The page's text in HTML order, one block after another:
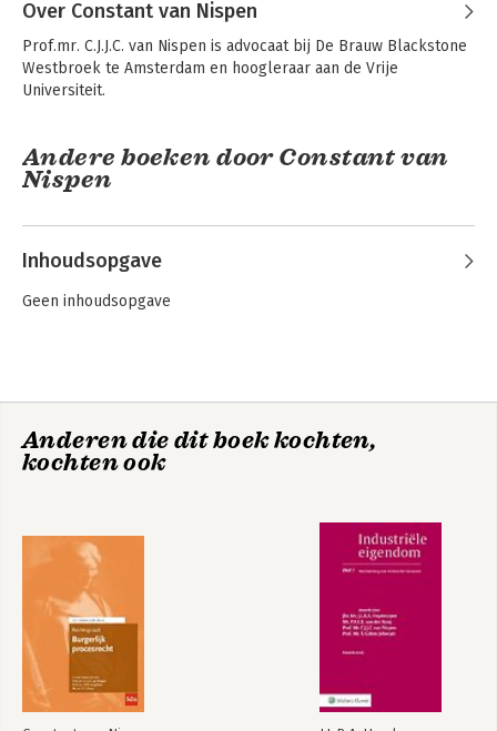
Over Constant van Nispen
Prof.mr. C.J.J.C. van Nispen is advocaat bij De Brauw Blackstone
Westbroek te Amsterdam en hoogleraar aan de Vrije
Universiteit.
Andere boeken door Constant van
Nispen
Rechtspraak
Inhoudsopgave
Geen inhoudsopgave
Anderen die dit boek kochten,
kochten ook